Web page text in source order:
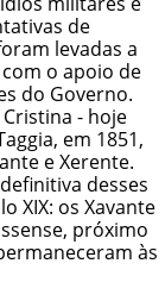
de
levadas a
o apoio de
do Governo.
- hoje
em 1851,
e Xerente.
desses
XIX: os Xavante
próximo
às